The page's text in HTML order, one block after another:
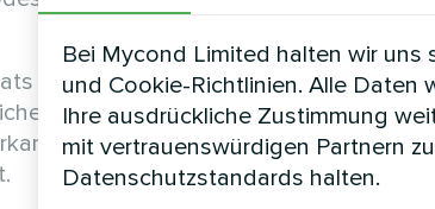
für unsere Wärmepumpen ist ein
Heizungslösungen zu bieten. Wir
werden", sagt Oleksii
Bei Mycond Limited halten wir
und Cookie-Richtlinien. Alle Daten
Ihre ausdrückliche Zustimmung
mit vertrauenswürdigen Partnern
Datenschutzstandards halten.